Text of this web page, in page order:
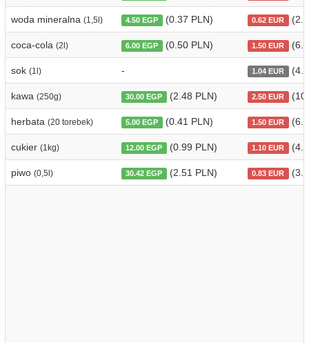
woda mineralna (1,5l) 4.50 EGP (0.37 PLN) 0.62 EUR
coca-cola (2l) 6.00 EGP (0.50 PLN) 1.50 EUR
sok (1l) - 1.04 EUR
kawa (250g) 30.00 EGP (2.48 PLN) 2.50 EUR
herbata (20 torebek) 5.00 EGP (0.41 PLN) 1.50 EUR
cukier (1kg) 12.00 EGP (0.99 PLN) 1.10 EUR
piwo (0,5l) 30.42 EGP (2.51 PLN) 0.83 EUR